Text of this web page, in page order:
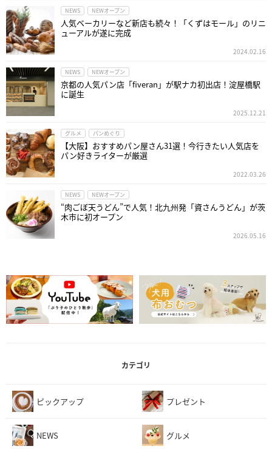
NEWS NEWオープン
人気ベーカリーなど新店も続々！「くずはモール」のリニ
ューアルが遂に完成
2024.02.16
NEWS NEWオープン
京都の人気パン店「fiveran」が駅ナカ初出店！淀屋橋駅
に誕生
2025.12.21
グルメ パンめぐり
【大阪】おすすめパン屋さん31選！今行きたい人気店を
パン好きライターが厳選
2022.03.26
NEWS NEWオープン
“肉ごぼ天うどん”で人気！北九州発「資さんうどん」が茨
木市に初オープン
2026.05.16
カテゴリ
ピックアップ プレゼント
NEWS グルメ